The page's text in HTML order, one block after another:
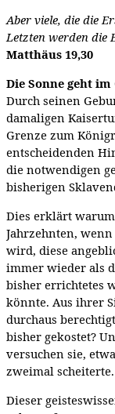
Aber viele, die die
Letzten werden die
Matthäus 19,30
Die Sonne geht
Durch seinen
damaligen
Grenze zum
entscheidenden
die notwendigen
bisherigen
Dies erklärt
Jahrzehnten,
wird, diese
immer wieder als
bisher errichtetes
könnte. Aus ihrer
durchaus
bisher gekostet?
versuchen sie,
zweimal scheiterte.
Dieser